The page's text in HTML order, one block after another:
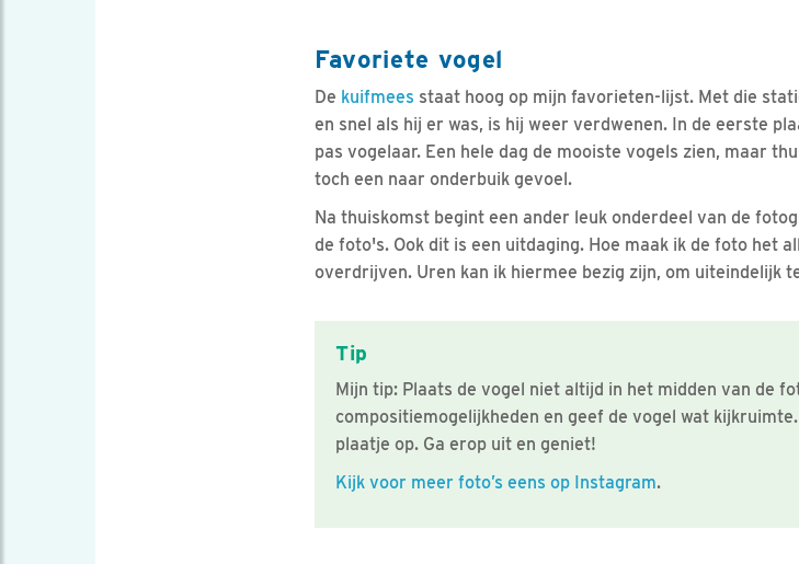
Favoriete vogel
De kuifmees staat hoog op mijn favorieten-lijst. Met die
en snel als hij er was, is hij weer verdwenen. In de eerste
pas vogelaar. Een hele dag de mooiste vogels zien, maar
toch een naar onderbuik gevoel.
Na thuiskomst begint een ander leuk onderdeel van de
de foto's. Ook dit is een uitdaging. Hoe maak ik de foto het
overdrijven. Uren kan ik hiermee bezig zijn, om uiteindelijk
Tip
Mijn tip: Plaats de vogel niet altijd in het midden van de
compositiemogelijkheden en geef de vogel wat
plaatje op. Ga erop uit en geniet!
Kijk voor meer foto’s eens op Instagram.